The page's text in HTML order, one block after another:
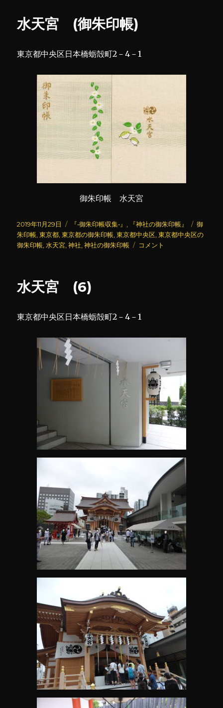
福
水天宮 (御朱印帳)
東京都中央区日本橋蛎殻町2－4－1
御朱印帳 水天宮
投
稿
日:
2019年11月29日
カ
テ
ゴ
『‐御朱印帳収集‐』 『神社の御朱印帳』
タ
グ
御
朱印帳 ,東京都 ,東京都の御朱印帳 ,東京都中央区 ,東京都中央区の
御朱印帳 水天宮 ,神社 ,神社の御朱印帳
水
に
コメント
水天宮 (6)
東京都中央区日本橋蛎殻町2－4－1